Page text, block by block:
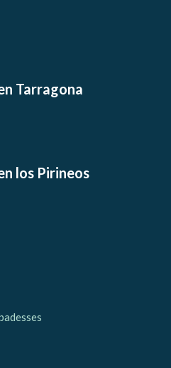
Tarragona
los Pirineos